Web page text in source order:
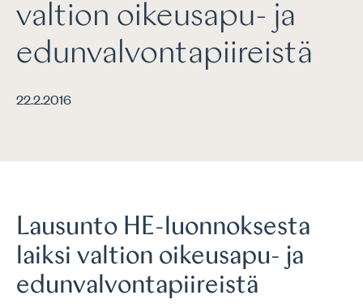
valtion oikeusapu- ja
edunvalvontapiireistä
22.2.2016
Lausunto HE-luonnoksesta
laiksi valtion oikeusapu- ja
edunvalvontapiireistä